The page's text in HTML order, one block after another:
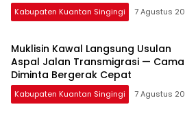
Kabupaten Kuantan Singingi 7 Agustus
Muklisin Kawal Langsung Usulan
Aspal Jalan Transmigrasi —
Diminta Bergerak Cepat
Kabupaten Kuantan Singingi 7 Agustus